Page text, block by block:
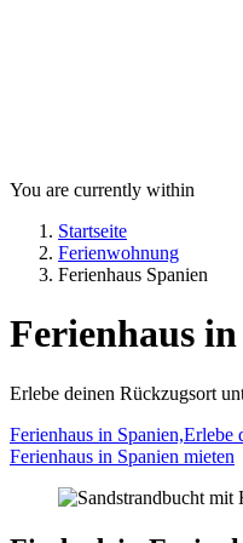
You are currently within
Startseite
Ferienwohnung
Ferienhaus Spanien
Ferienhaus
Erlebe deinen Rückzugsort
Ferienhaus in Spanien,Erlebe
Ferienhaus in Spanien mieten